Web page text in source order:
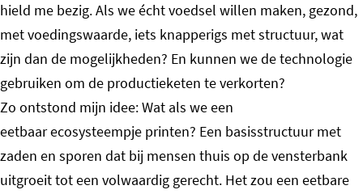
hield me bezig. Als we écht voedsel willen maken, gezond,
met voedingswaarde, iets knapperigs met structuur, wat
zijn dan de mogelijkheden? En kunnen we de technologie
gebruiken om de productieketen te verkorten?
Zo ontstond mijn idee: Wat als we een
eetbaar ecosysteempje printen? Een basisstructuur met
zaden en sporen dat bij mensen thuis op de vensterbank
uitgroeit tot een volwaardig gerecht. Het zou een eetbare